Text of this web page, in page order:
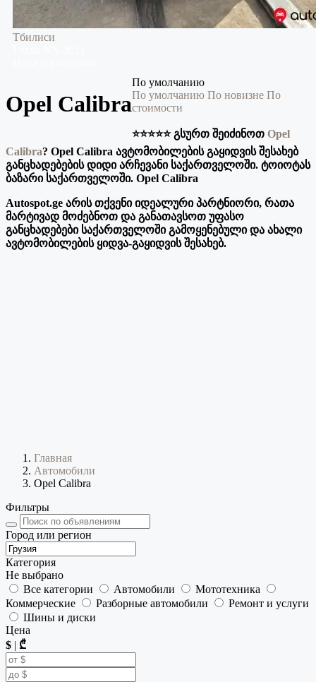
Тбилиси
Opel Calibra
По умолчанию
По умолчанию По новизне По
стоимости
⭐️⭐️⭐️⭐️⭐️ გსურთ შეიძინოთ Opel
Calibra? Opel Calibra ავტომობილების გაყიდვის შესახებ
განცხადებების დიდი არჩევანი საქართველოში. ტოიოტას
ბაზარი საქართველოში. Opel Calibra
Autospot.ge არის თქვენი იდეალური პარტნიორი, რათა
მარტივად მოძებნოთ და განათავსოთ უფასო
განცხადებები საქართველოში გამოყენებული და ახალი
ავტომობილების ყიდვა-გაყიდვის შესახებ.
Главная
Автомобили
Opel Calibra
Фильтры
Город или регион
Категория
Не выбрано
Все категории
Автомобили
Мототехника
Коммерческие
Разборные автомобили
Ремонт и услуги
Шины и диски
Цена
$ | ₾